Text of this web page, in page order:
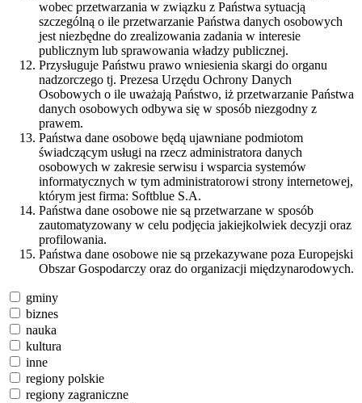
wobec przetwarzania w związku z Państwa sytuacją
szczególną o ile przetwarzanie Państwa danych osobowych
jest niezbędne do zrealizowania zadania w interesie
publicznym lub sprawowania władzy publicznej.
Przysługuje Państwu prawo wniesienia skargi do organu
nadzorczego tj. Prezesa Urzędu Ochrony Danych
Osobowych o ile uważają Państwo, iż przetwarzanie Państwa
danych osobowych odbywa się w sposób niezgodny z
prawem.
Państwa dane osobowe będą ujawniane podmiotom
świadczącym usługi na rzecz administratora danych
osobowych w zakresie serwisu i wsparcia systemów
informatycznych w tym administratorowi strony internetowej,
którym jest firma: Softblue S.A.
Państwa dane osobowe nie są przetwarzane w sposób
zautomatyzowany w celu podjęcia jakiejkolwiek decyzji oraz
profilowania.
Państwa dane osobowe nie są przekazywane poza Europejski
Obszar Gospodarczy oraz do organizacji międzynarodowych.
gminy
biznes
nauka
kultura
inne
regiony polskie
regiony zagraniczne